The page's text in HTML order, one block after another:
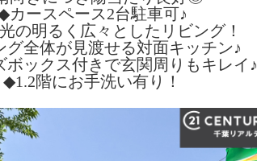
カースペース2台駐車可♪
の明るく広々としたリビング！
全体が見渡せる対面キッチン♪
ックス付きで玄関周りもキレイ♪
◆1.2階にお手洗い有り！